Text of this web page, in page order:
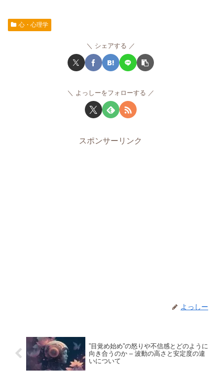
心・心理学
シェアする
よっしーをフォローする
スポンサーリンク
よっしー
”目覚め始め”の怒りや不信感とどのように
向き合うのか – 波動の高さと安定度の違
いについて